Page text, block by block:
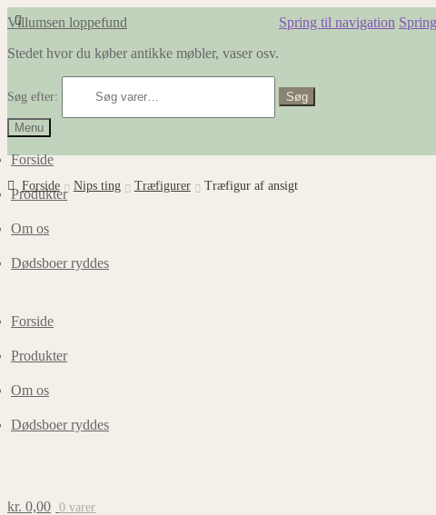
Spring til navigation
Villumsen loppefund
Stedet hvor du køber antikke møbler, vaser osv.
Søg efter: Søg
Menu
Forside
Produkter
Om os
Dødsboer ryddes
Forside
Produkter
Om os
Dødsboer ryddes
kr. 0,00 0 varer
Forside Nips ting Træfigurer Træfigur af ansigt